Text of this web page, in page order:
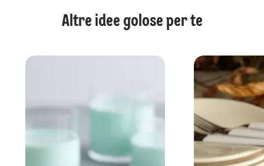
Altre idee golose per te